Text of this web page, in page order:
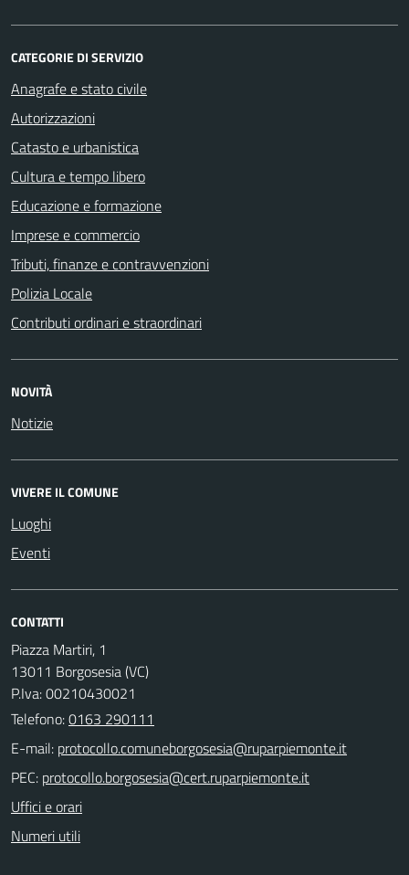
CATEGORIE DI SERVIZIO
Anagrafe e stato civile
Autorizzazioni
Catasto e urbanistica
Cultura e tempo libero
Educazione e formazione
Imprese e commercio
Tributi, finanze e contravvenzioni
Polizia Locale
Contributi ordinari e straordinari
NOVITÀ
Notizie
VIVERE IL COMUNE
Luoghi
Eventi
CONTATTI
Piazza Martiri, 1
13011 Borgosesia (VC)
P.Iva: 00210430021
Telefono:0163 290111
E-mail:
PEC:
Uffici e orari
Numeri utili